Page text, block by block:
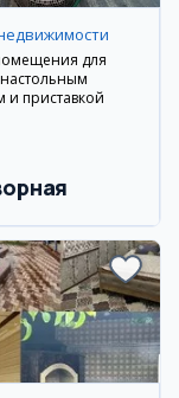
для
и приставкой